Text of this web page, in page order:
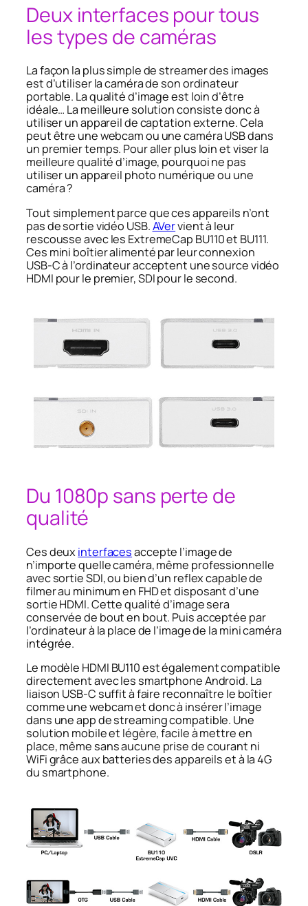
Deux interfaces pour tous
les types de caméras
La façon la plus simple de streamer des images
est d’utiliser la caméra de son ordinateur
portable. La qualité d’image est loin d’être
idéale… La meilleure solution consiste donc à
utiliser un appareil de captation externe. Cela
peut être une webcam ou une caméra USB dans
un premier temps. Pour aller plus loin et viser la
meilleure qualité d’image, pourquoi ne pas
utiliser un appareil photo numérique ou une
caméra ?
Tout simplement parce que ces appareils n’ont
pas de sortie vidéo USB.AVervient à leur
rescousse avec les ExtremeCap BU110 et BU111.
Ces mini boîtier alimenté par leur connexion
USB-C à l’ordinateur acceptent une source vidéo
HDMI pour le premier, SDI pour le second.
Du 1080p sans perte de
qualité
Ces deuxinterfacesaccepte l’image de
n’importe quelle caméra, même professionnelle
avec sortie SDI, ou bien d’un reflex capable de
filmer au minimum en FHD et disposant d’une
sortie HDMI. Cette qualité d’image sera
conservée de bout en bout. Puis acceptée par
l’ordinateur à la place de l’image de la mini caméra
intégrée.
Le modèle HDMI BU110 est également compatible
directement avec les smartphone Android. La
liaison USB-C suffit à faire reconnaître le boîtier
comme une webcam et donc à insérer l’image
dans une app de streaming compatible. Une
solution mobile et légère, facile à mettre en
place, même sans aucune prise de courant ni
WiFi grâce aux batteries des appareils et à la 4G
du smartphone.